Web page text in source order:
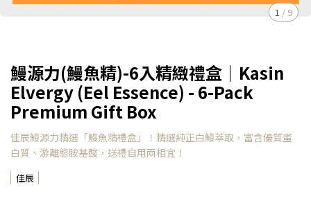
1 / 9
鰻源力(鰻魚精)-6入精緻禮盒｜Kasin
Elvergy (Eel Essence) - 6-Pack
Premium Gift Box
佳辰鰻源力精選「鰻魚精禮盒」！精選純正白鰻萃取，富含優質蛋
白質、游離態胺基酸，送禮自用兩相宜！
佳辰